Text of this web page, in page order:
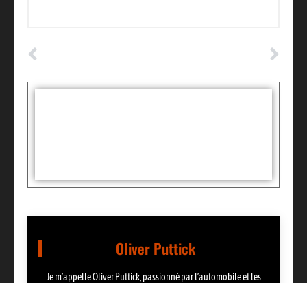
Oliver Puttick
Je m’appelle Oliver Puttick, passionné par l’automobile et les